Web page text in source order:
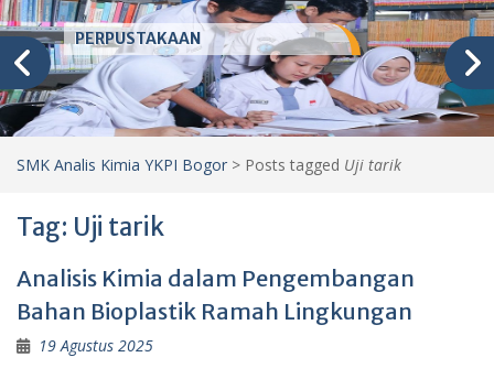
PERPUSTAKAAN
SMK Analis Kimia YKPI Bogor > Posts tagged Uji tarik
Tag: Uji tarik
Analisis Kimia dalam Pengembangan
Bahan Bioplastik Ramah Lingkungan
19 Agustus 2025